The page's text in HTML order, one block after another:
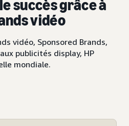
succès grâce à
vidéo
vidéo, Sponsored Brands,
publicités display, HP
mondiale.